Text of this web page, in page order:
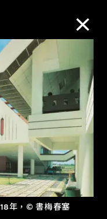
年，© 書梅春塞
搜索